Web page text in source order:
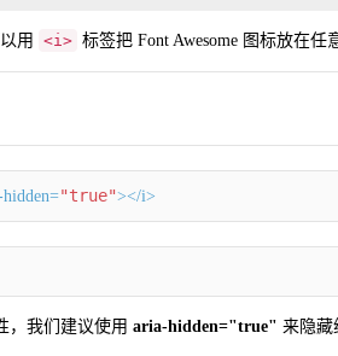
用 <i> 标签把 Font Awesome 图标放在任
hidden="true"></i>
，我们建议使用 aria-hidden="true" 来隐藏